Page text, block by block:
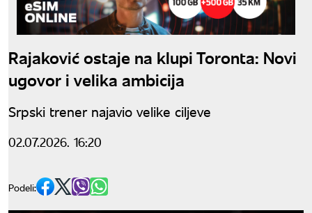
Rajaković ostaje na klupi Toronta: Novi
ugovor i velika ambicija
Srpski trener najavio velike ciljeve
02.07.2026. 16:20
Podeli: